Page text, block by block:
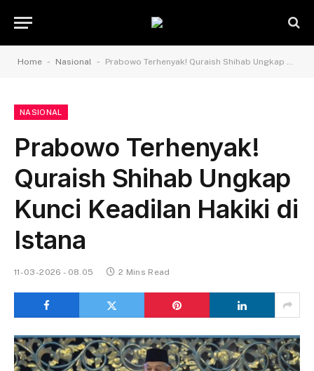
Home - Nasional - Prabowo Terhenyak! Quraish Shihab Ungkap Kunci Keadilan Hakiki di Istana
NASIONAL
Prabowo Terhenyak!
Quraish Shihab Ungkap
Kunci Keadilan Hakiki di
Istana
11-03-2026 - 08.05 2 Mins Read